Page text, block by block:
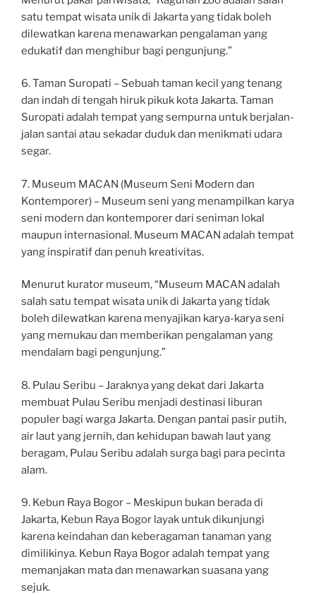
satu tempat wisata unik di Jakarta yang tidak boleh
dilewatkan karena menawarkan pengalaman yang
edukatif dan menghibur bagi pengunjung.”
6. Taman Suropati – Sebuah taman kecil yang tenang
dan indah di tengah hiruk pikuk kota Jakarta. Taman
Suropati adalah tempat yang sempurna untuk berjalan-
jalan santai atau sekadar duduk dan menikmati udara
segar.
7. Museum MACAN (Museum Seni Modern dan
Kontemporer) – Museum seni yang menampilkan karya
seni modern dan kontemporer dari seniman lokal
maupun internasional. Museum MACAN adalah tempat
yang inspiratif dan penuh kreativitas.
Menurut kurator museum, “Museum MACAN adalah
salah satu tempat wisata unik di Jakarta yang tidak
boleh dilewatkan karena menyajikan karya-karya seni
yang memukau dan memberikan pengalaman yang
mendalam bagi pengunjung.”
8. Pulau Seribu – Jaraknya yang dekat dari Jakarta
membuat Pulau Seribu menjadi destinasi liburan
populer bagi warga Jakarta. Dengan pantai pasir putih,
air laut yang jernih, dan kehidupan bawah laut yang
beragam, Pulau Seribu adalah surga bagi para pecinta
alam.
9. Kebun Raya Bogor – Meskipun bukan berada di
Jakarta, Kebun Raya Bogor layak untuk dikunjungi
karena keindahan dan keberagaman tanaman yang
dimilikinya. Kebun Raya Bogor adalah tempat yang
memanjakan mata dan menawarkan suasana yang
sejuk.